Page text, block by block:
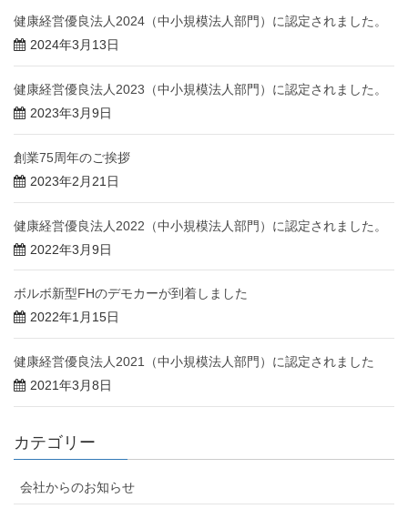
健康経営優良法人2024（中小規模法人部門）に認定されました。
2024年3月13日
健康経営優良法人2023（中小規模法人部門）に認定されました。
2023年3月9日
創業75周年のご挨拶
2023年2月21日
健康経営優良法人2022（中小規模法人部門）に認定されました。
2022年3月9日
ボルボ新型FHのデモカーが到着しました
2022年1月15日
健康経営優良法人2021（中小規模法人部門）に認定されました
2021年3月8日
カテゴリー
会社からのお知らせ